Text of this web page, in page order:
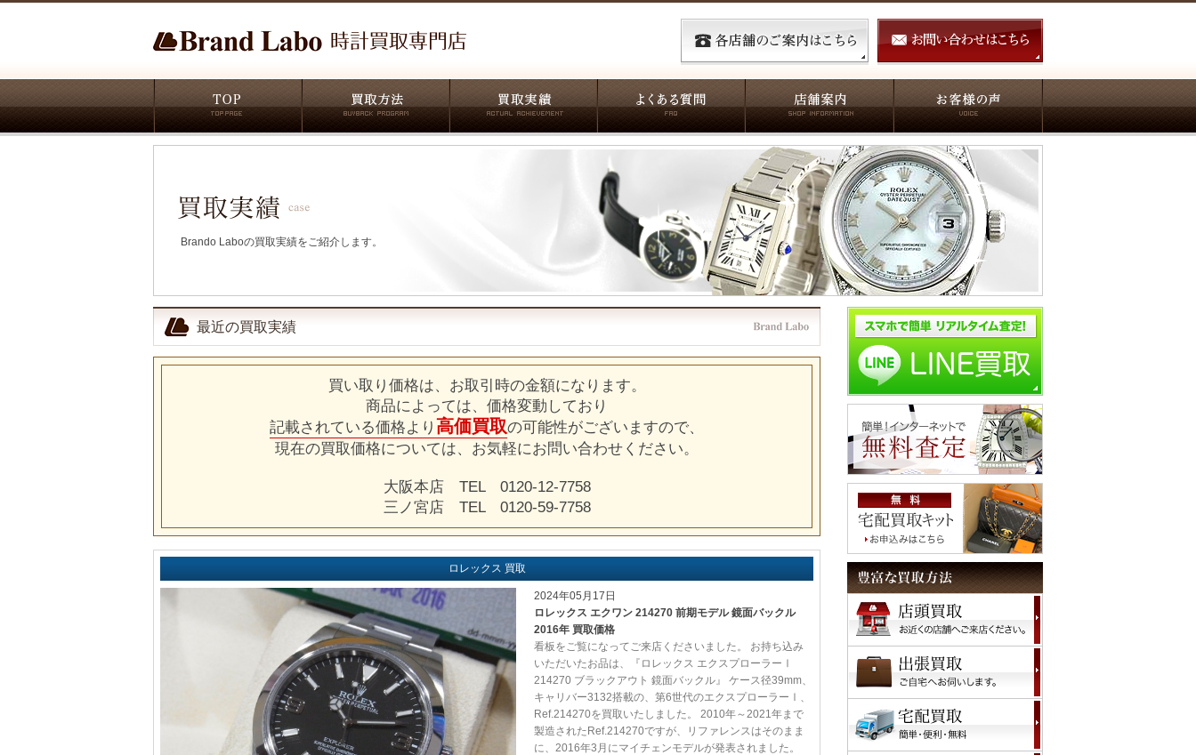
Brando Laboの買取実績をご紹介します。
最近の買取実績
買い取り価格は、お取引時の金額になります。
商品によっては、価格変動しており
記載されている価格より 高価買取の可能性がございますので、
現在の買取価格については、お気軽にお問い合わせください。
大阪本店 TEL 0120-12-7758
三ノ宮店 TEL 0120-59-7758
ロレックス 買取
2024年05月17日
ロレックス エクワン 214270 前期モデル 鏡面バックル
2016年 買取価格
看板をご覧になってご来店くださいました。 お持ち込み
いただいたお品は、『ロレックス エクスプローラーⅠ
214270 ブラックアウト 鏡面バックル』 ケース径39mm、
キャリバー3132搭載の、第6世代のエクスプローラーⅠ、
Ref.214270を買取いたしました。 2010年～2021年まで
製造されたRef.214270ですが、リファレンスはそのまま
に、2016年3月にマイチェンモデルが発表されました。